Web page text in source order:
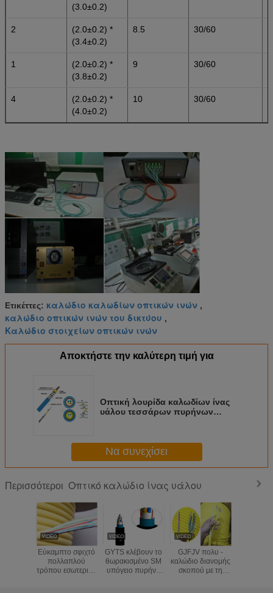
(3.0±0.2)
2
(2.0±0.2) *
(3.4±0.2)
8.5 30/60
1
(2.0±0.2) *
(3.8±0.2)
9 30/60
4
(2.0±0.2) *
(4.0±0.2)
10 30/60
Ετικέττες: καλώδιο καλωδίων οπτικών ινών ,
καλώδιο οπτικών ινών του δικτύου ,
Καλώδιο στοιχείων οπτικών ινών
Αποκτήστε την καλύτερη τιμή για
Οπτική λουρίδα καλωδίων ίνας
υάλου τεσσάρων πυρήνων
Να συνεχίσει
Περισσότεροι Οπτικό καλώδιο ίνας υάλου
Εύκαμπτο σφιχτό
πολλαπλού
τρόπου εσωτερικό
GYTS κλέβουν το
θωρακισμένο SM
υπόγειο πυρήνα
GJFJV πολυ -
καλώδιο διανομής
σκοπού με τη